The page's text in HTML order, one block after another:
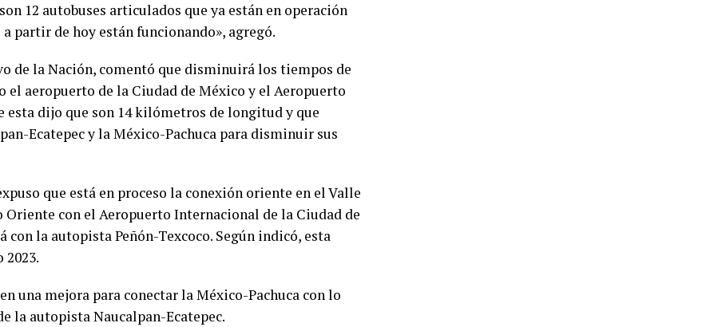
12 autobuses articulados que ya están en operación
partir de hoy están funcionando», agregó.
de la Nación, comentó que disminuirá los tiempos de
el aeropuerto de la Ciudad de México y el Aeropuerto
esta dijo que son 14 kilómetros de longitud y que
Ecatepec y la México-Pachuca para disminuir sus
que está en proceso la conexión oriente en el Valle
Oriente con el Aeropuerto Internacional de la Ciudad de
la autopista Peñón-Texcoco. Según indicó, esta
2023.
una mejora para conectar la México-Pachuca con lo
la autopista Naucalpan-Ecatepec.